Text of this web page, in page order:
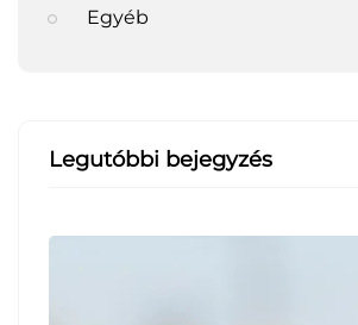
Egyéb
Legutóbbi bejegyzés